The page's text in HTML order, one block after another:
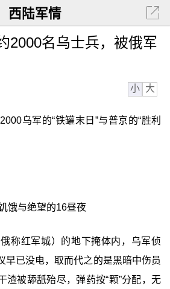
西陆军情
2000名乌士兵，被俄军
小 大
乌军的“铁罐末日”与普京的“胜利
饿与绝望的16昼夜
称红军城）的地下掩体内，乌军侦
早已没电，取而代之的是黑暗中伤员
渣被舔舐殆尽，弹药按“颗”分配，无